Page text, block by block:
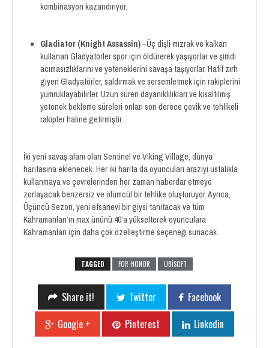
kombinasyon kazandırıyor.
Gladiator (Knight Assassin)–Üç dişli mızrak ve kalkan
kullanan Gladyatörler spor için öldürerek yaşıyorlar ve şimdi
acımasızlıklarını ve yeteneklerini savaşa taşıyorlar. Hafif zırh
giyen Gladyatörler, saldırmak ve sersemletmek için rakiplerini
yumruklayabilirler. Uzun süren dayanıklılıkları ve kısaltılmış
yetenek bekleme süreleri onları son derece çevik ve tehlikeli
rakipler haline getirmiştir.
İki yeni savaş alanı olan Sentinel ve Viking Village, dünya
haritasına eklenecek. Her iki harita da oyuncuları araziyi ustalıkla
kullanmaya ve çevrelerinden her zaman haberdar etmeye
zorlayacak benzersiz ve ölümcül bir tehlike oluşturuyor. Ayrıca,
Üçüncü Sezon, yeni efsanevi bir giysi tanıtacak ve tüm
Kahramanları’ın max ününü 40’a yükselterek oyunculara
Kahramanları için daha çok özelleştirme seçeneği sunacak.
TAGGED FOR HONOR UBISOFT
Share it! Twitter
Facebook
Google +
Pinterest Linkedin